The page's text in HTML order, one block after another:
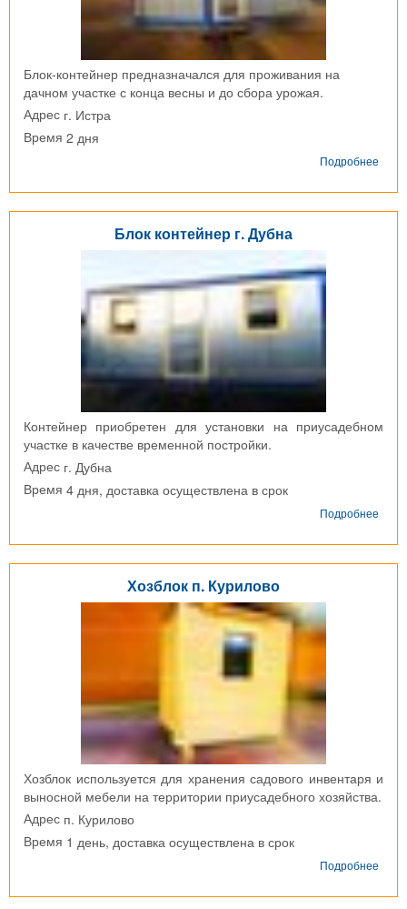
Блок-контейнер предназначался для проживания на
дачном участке с конца весны и до сбора урожая.
Адрес г. Истра
Время 2 дня
Подробнее
Блок контейнер г. Дубна
Контейнер приобретен для установки на приусадебном
участке в качестве временной постройки.
Адрес г. Дубна
Время 4 дня, доставка осуществлена в срок
Подробнее
Хозблок п. Курилово
Хозблок используется для хранения садового инвентаря и
выносной мебели на территории приусадебного хозяйства.
Адрес п. Курилово
Время 1 день, доставка осуществлена в срок
Подробнее
п.